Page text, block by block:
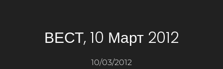
ВЕСТ, 10 Март 2012
10/03/2012